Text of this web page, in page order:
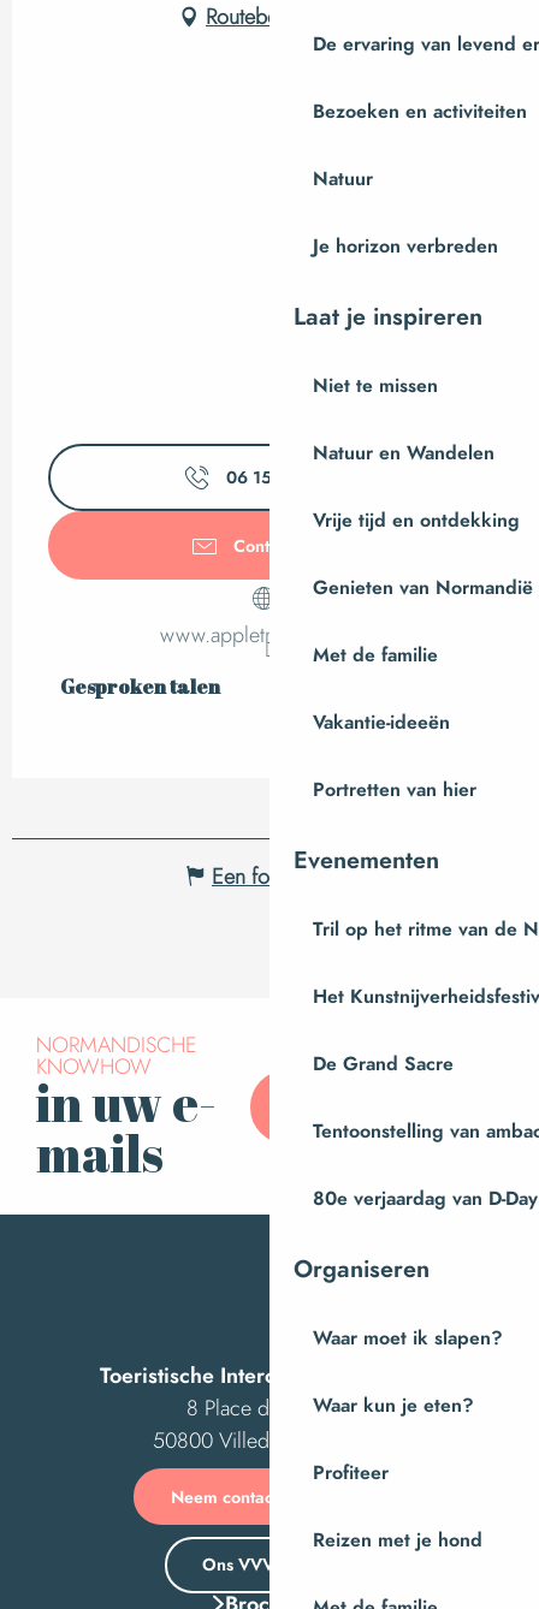
De ervaring van levend
Bezoeken en activiteiten
Natuur
Je horizon verbreden
Laat je inspireren
Niet te missen
Natuur en Wandelen
Vrije tijd en ontdekking
Genieten van Normandië
Met de familie
Vakantie-ideeën
Portretten van hier
Evenementen
Tril op het ritme van de
Het
De Grand Sacre
Tentoonstelling van
80e verjaardag van D-Day
Organiseren
Waar moet ik slapen?
Waar kun je eten?
Profiteer
Reizen met je hond
Routebeschrijving
06 15 34 15
Contacteer ons
www.appletreehillgites.fr
Gesproken talen
Gesproken talen
Een fout melden
NORMANDISCHE
KNOWHOW
in uw e-
mails
Toeristische Intercom van Villedieu
8 Place des Costils
50800 Villedieu-les-Poêles
Neem contact met ons op
Ons VVV-kantoor